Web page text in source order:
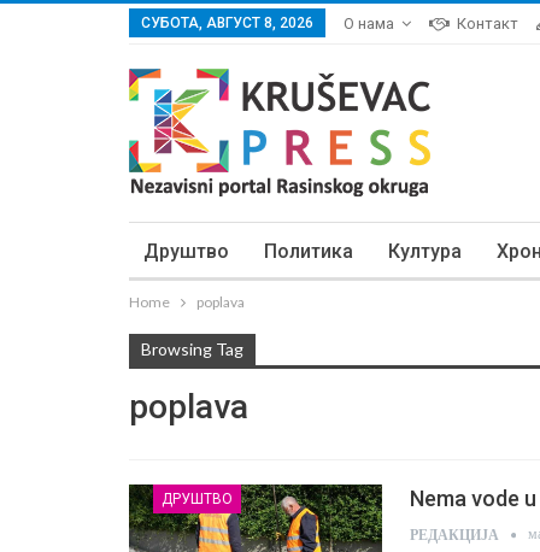
СУБОТА, АВГУСТ 8, 2026 О нама Контакт
Друштво Политика Култура
Home poplava
Browsing Tag
poplava
ДРУШТВО Nema vode
РЕДАКЦИЈА